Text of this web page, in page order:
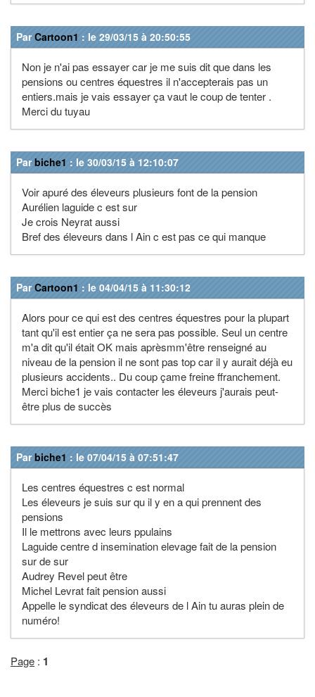
ParCartoon1 : le 29/03/15 à 20:50:55
Non je n'ai pas essayer car je me suis dit que dans les
pensions ou centres équestres il n'accepterais pas un
entiers.mais je vais essayer ça vaut le coup de tenter .
Merci du tuyau
Parbiche1 : le 30/03/15 à 12:10:07
Voir apuré des éleveurs plusieurs font de la pension
Aurélien laguide c est sur
Je crois Neyrat aussi
Bref des éleveurs dans l Ain c est pas ce qui manque
ParCartoon1 : le 04/04/15 à 11:30:12
Alors pour ce qui est des centres équestres pour la plupart
tant qu'il est entier ça ne sera pas possible. Seul un centre
m'a dit qu'il était OK mais aprèsmm'être renseigné au
niveau de la pension il ne sont pas top car il y aurait déjà eu
plusieurs accidents.. Du coup çame freine ffranchement.
Merci biche1 je vais contacter les éleveurs j'aurais peut-
être plus de succès
Parbiche1 : le 07/04/15 à 07:51:47
Les centres équestres c est normal
Les éleveurs je suis sur qu il y en a qui prennent des
pensions
Il le mettrons avec leurs ppulains
Laguide centre d insemination elevage fait de la pension
sur de sur
Audrey Revel peut être
Michel Levrat fait pension aussi
Appelle le syndicat des éleveurs de l Ain tu auras plein de
numéro!
Page : 1